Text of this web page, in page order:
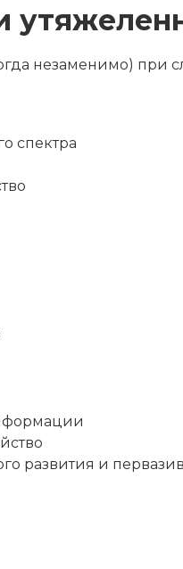
незаменимо) при
спектра
развития и